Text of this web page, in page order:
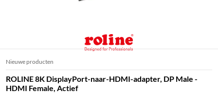
Nieuwe producten
ROLINE 8K DisplayPort-naar-HDMI-adapter, DP Male -
HDMI Female, Actief